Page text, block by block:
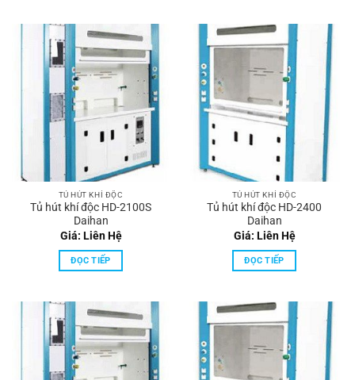
TỦ HÚT KHÍ ĐỘC
Tủ hút khí độc HD-2100S
Daihan
Giá: Liên Hệ
ĐỌC TIẾP
TỦ HÚT KHÍ ĐỘC
Tủ hút khí độc HD-2400
Daihan
Giá: Liên Hệ
ĐỌC TIẾP